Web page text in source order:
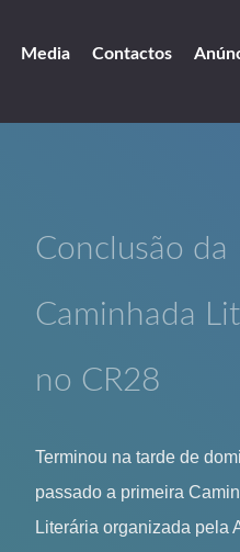
Media Contactos
Conclusão da
Caminhada
no CR28
Terminou na tarde de
passado a primeira
Literária organizada pela